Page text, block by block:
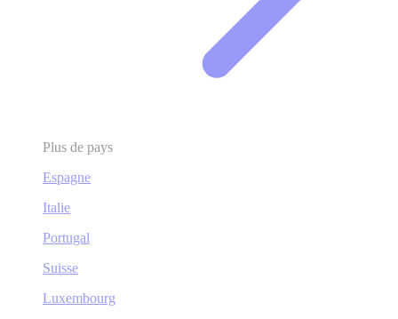
Plus de pays
Espagne
Italie
Portugal
Suisse
Luxembourg